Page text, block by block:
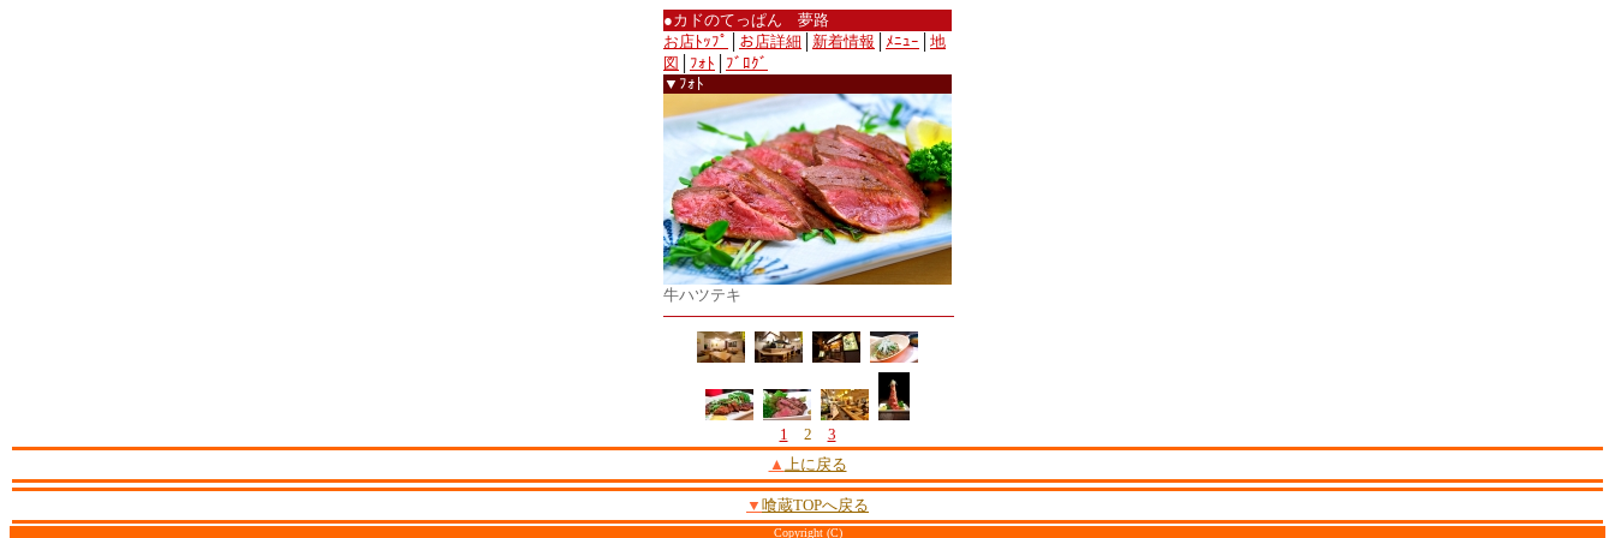
●カドのてっぱん 夢路
お店ﾄｯﾌﾟ
お店詳細 新着情報 ﾒﾆｭｰ
地
図
ﾌｫﾄ
ﾌﾞﾛｸﾞ
▼ﾌｫﾄ
牛ハツテキ
1 2 3
▲ 上に戻る
▼ 喰蔵TOPへ戻る
Copyright (C)